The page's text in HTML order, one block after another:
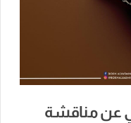
عن مناقشة